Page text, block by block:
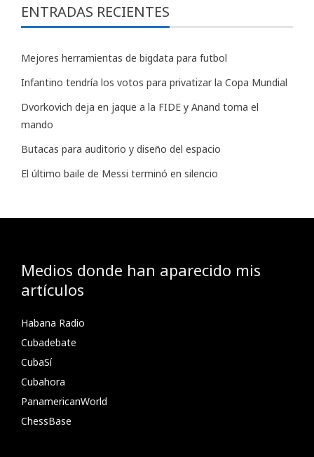
ENTRADAS RECIENTES
Mejores herramientas de bigdata para futbol
Infantino tendría los votos para privatizar la Copa Mundial
Dvorkovich deja en jaque a la FIDE y Anand toma el
mando
Butacas para auditorio y diseño del espacio
El último baile de Messi terminó en silencio
Medios donde han aparecido mis
artículos
Habana Radio
Cubadebate
CubaSí
Cubahora
PanamericanWorld
ChessBase